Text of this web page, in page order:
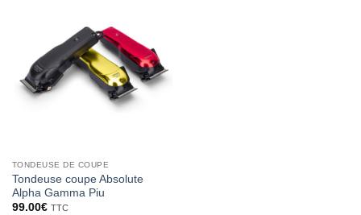
TONDEUSE DE COUPE
Tondeuse coupe Absolute
Alpha Gamma Piu
99.00€ TTC